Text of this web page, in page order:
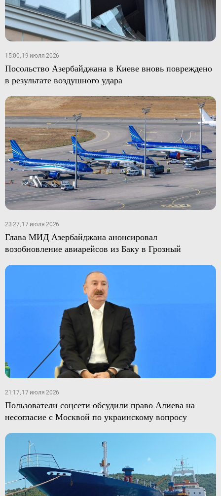
15:00, 19 июля 2026
Посольство Азербайджана в Киеве вновь повреждено
в результате воздушного удара
23:27, 17 июля 2026
Глава МИД Азербайджана анонсировал
возобновление авиарейсов из Баку в Грозный
21:17, 17 июля 2026
Пользователи соцсети обсудили право Алиева на
несогласие с Москвой по украинскому вопросу